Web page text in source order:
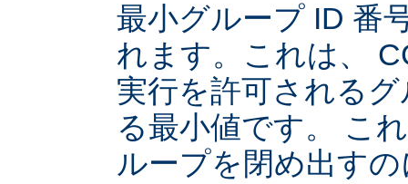
最小グループ ID 番
れます。これは、
実行を許可される
る最小値です。 こ
ループを閉め出す